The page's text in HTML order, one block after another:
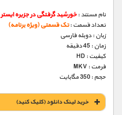
نام مستند : خورشید گرفتگی در جزیره ایستر
تعداد قسمت :تک قسمتی (ویژه برنامه)
زبان : دوبله فارسی
زمان : 45 دقیقه
کیفیت : HD
فرمت : MKV
حجم : 350 مگابایت
خريد لينک دانلود (کليک کنيد)